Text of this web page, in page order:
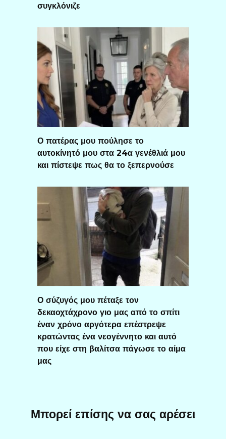
συγκλόνιζε
Ο πατέρας μου πούλησε το
αυτοκίνητό μου στα 24α γενέθλιά μου
και πίστεψε πως θα το ξεπερνούσε
Ο σύζυγός μου πέταξε τον
δεκαοχτάχρονο γιο μας από το σπίτι
έναν χρόνο αργότερα επέστρεψε
κρατώντας ένα νεογέννητο και αυτό
που είχε στη βαλίτσα πάγωσε το αίμα
μας
Μπορεί επίσης να σας αρέσει